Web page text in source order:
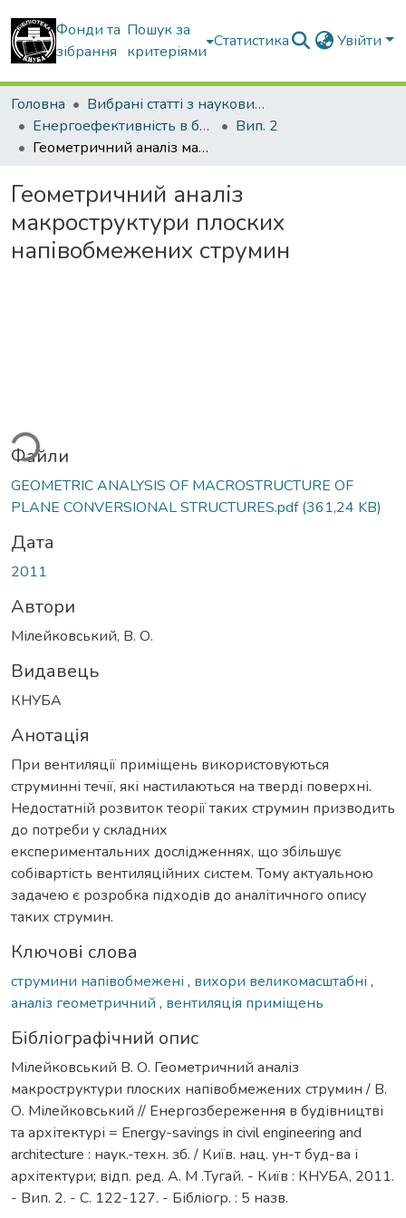
Фонди та
зібрання
Пошук за
критеріями
Статистика Увійти
Головна
Вибрані статті з наукових збірників КНУБА
Енергоефективність в будівництві та архітектурі
Вип. 2
Геометричний аналіз макроструктури плоских напівобмежених струмин
Геометричний аналіз
макроструктури плоских
напівобмежених струмин
Файли
GEOMETRIC ANALYSIS OF MACROSTRUCTURE OF
PLANE CONVERSIONAL STRUCTURES.pdf(361,24 KB)
Дата
2011
Автори
Мілейковський, В. О.
Видавець
КНУБА
Анотація
При вентиляції приміщень використовуються
струминні течії, які настилаються на тверді поверхні.
Недостатній розвиток теорії таких струмин призводить
до потреби у складних
експериментальних дослідженнях, що збільшує
собівартість вентиляційних систем. Тому актуальною
задачею є розробка підходів до аналітичного опису
таких струмин.
Ключові слова
струмини напівобмежені , вихори великомасштабні ,
аналіз геометричний , вентиляція приміщень
Бібліографічний опис
Мілейковський В. О. Геометричний аналіз
макроструктури плоских напівобмежених струмин / В.
О. Мілейковський // Енергозбереження в будівництві
та архітектурі = Еnergy-savings in civil engineering and
architecture : наук.-техн. зб. / Київ. нац. ун-т буд-ва і
архітектури; відп. ред. А. М .Тугай. - Київ : КНУБА, 2011.
- Вип. 2. - С. 122-127. - Бібліогр. : 5 назв.